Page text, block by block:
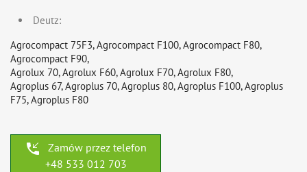
Deutz:
Agrocompact 75F3, Agrocompact F100, Agrocompact F80,
Agrocompact F90,
Agrolux 70, Agrolux F60, Agrolux F70, Agrolux F80,
Agroplus 67, Agroplus 70, Agroplus 80, Agroplus F100, Agroplus
F75, Agroplus F80
phone_callback
Zamów przez telefon
+48 533 012 703